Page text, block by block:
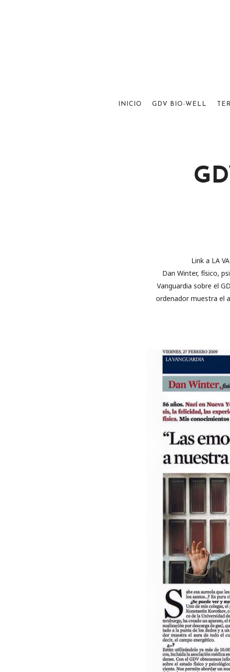
INICIO GDV BIO-WELL
Link a LA
Dan Winter, físico,
Vanguardia sobre el
ordenador muestra el